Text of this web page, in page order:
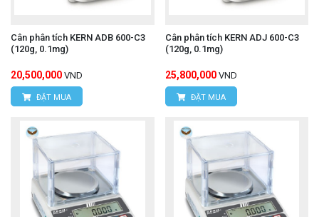
Cân phân tích KERN ADB 600-C3
(120g, 0.1mg)
20,500,000 VND
ĐẶT MUA
Cân phân tích KERN ADJ 600-C3
(120g, 0.1mg)
25,800,000 VND
ĐẶT MUA